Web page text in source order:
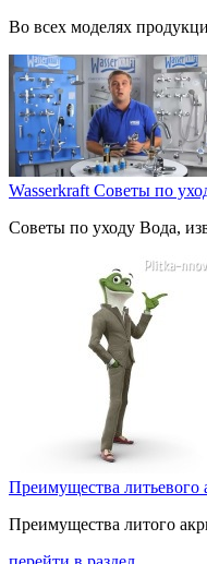
Во всех моделях
Wasserkraft Советы по
Советы по уходу Вода,
Преимущества
Преимущества литого